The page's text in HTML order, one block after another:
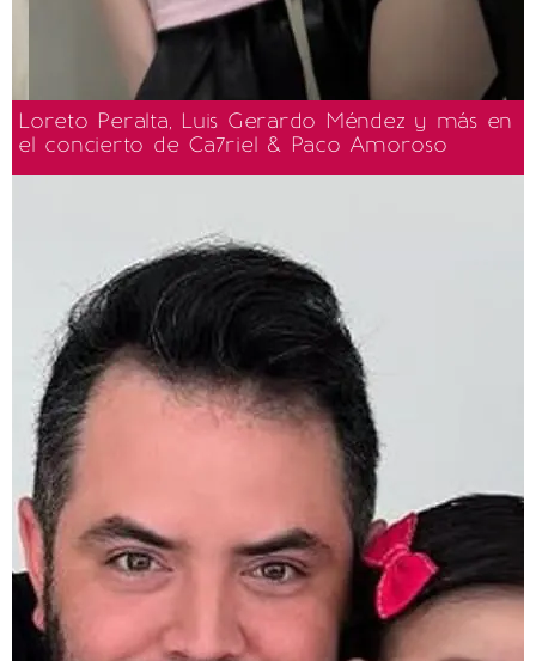
Loreto Peralta, Luis Gerardo Méndez y más en
el concierto de Ca7riel & Paco Amoroso